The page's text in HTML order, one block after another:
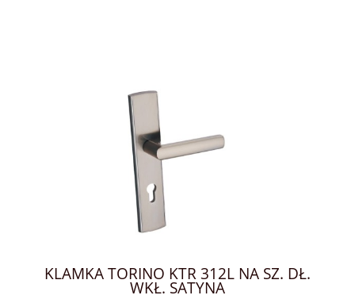
KLAMKA TORINO KTR 312L NA SZ. DŁ.
WKŁ. SATYNA